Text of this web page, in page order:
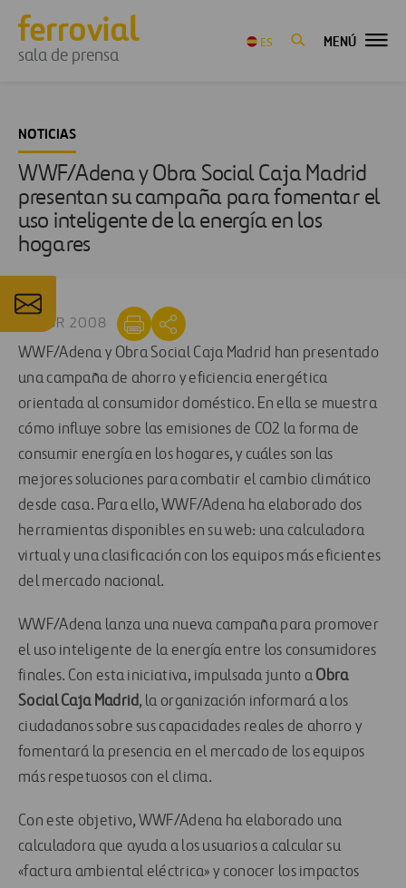
sala de prensa
ES MENÚ
NOTICIAS
WWF/Adena y Obra Social Caja Madrid
presentan su campaña para fomentar el
uso inteligente de la energía en los
hogares
18 ABR 2008
WWF/Adena y Obra Social Caja Madrid han presentado
una campaña de ahorro y eficiencia energética
orientada al consumidor doméstico. En ella se muestra
cómo influye sobre las emisiones de CO2 la forma de
consumir energía en los hogares, y cuáles son las
mejores soluciones para combatir el cambio climático
desde casa. Para ello, WWF/Adena ha elaborado dos
herramientas disponibles en su web: una calculadora
virtual y una clasificación con los equipos más eficientes
del mercado nacional.
WWF/Adena lanza una nueva campaña para promover
el uso inteligente de la energía entre los consumidores
finales. Con esta iniciativa, impulsada junto a Obra
Social Caja Madrid, la organización informará a los
ciudadanos sobre sus capacidades reales de ahorro y
fomentará la presencia en el mercado de los equipos
más respetuosos con el clima.
Con este objetivo, WWF/Adena ha elaborado una
calculadora que ayuda a los usuarios a calcular su
«factura ambiental eléctrica» y conocer los impactos